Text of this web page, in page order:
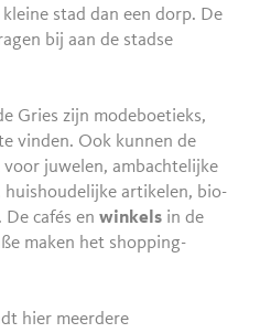
stad dan een dorp. De
bij aan de stadse
Gries zijn modeboetieks,
vinden. Ook kunnen de
juwelen, ambachtelijke
artikelen, bio-
De cafés enwinkels in de
maken het shopping-
hier meerdere